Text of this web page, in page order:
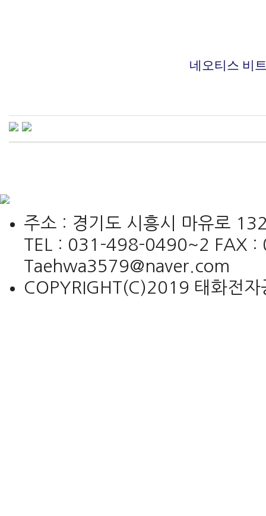
네오티스 비
주소 : 경기도 시흥시 마유로
TEL : 031-498-0490~2 FAX
Taehwa3579@naver.com
COPYRIGHT(C)2019 태화전자